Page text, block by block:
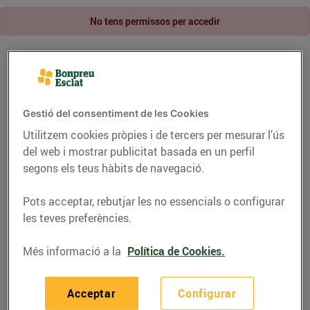
No tens permissos per accedir
Gestió del consentiment de les Cookies
Utilitzem cookies pròpies i de tercers per mesurar l’ús
del web i mostrar publicitat basada en un perfil
segons els teus hàbits de navegació.
Pots acceptar, rebutjar les no essencials o configurar
les teves preferències.
Més informació a la Política de Cookies.
Configurar
Acceptar